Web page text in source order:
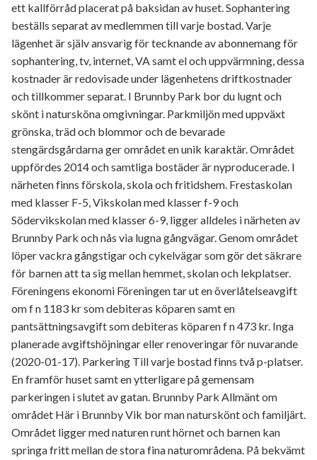
ett kallförråd placerat på baksidan av huset. Sophantering
beställs separat av medlemmen till varje bostad. Varje
lägenhet är själv ansvarig för tecknande av abonnemang för
sophantering, tv, internet, VA samt el och uppvärmning, dessa
kostnader är redovisade under lägenhetens driftkostnader
och tillkommer separat. I Brunnby Park bor du lugnt och
skönt i natursköna omgivningar. Parkmiljön med uppväxt
grönska, träd och blommor och de bevarade
stengärdsgårdarna ger området en unik karaktär. Området
uppfördes 2014 och samtliga bostäder är nyproducerade. I
närheten finns förskola, skola och fritidshem. Frestaskolan
med klasser F-5, Vikskolan med klasser f-9 och
Södervikskolan med klasser 6-9, ligger alldeles i närheten av
Brunnby Park och nås via lugna gångvägar. Genom området
löper vackra gångstigar och cykelvägar som gör det säkrare
för barnen att ta sig mellan hemmet, skolan och lekplatser.
Föreningens ekonomi Föreningen tar ut en överlåtelseavgift
om f n 1183 kr som debiteras köparen samt en
pantsättningsavgift som debiteras köparen f n 473 kr. Inga
planerade avgiftshöjningar eller renoveringar för nuvarande
(2020-01-17). Parkering Till varje bostad finns två p-platser.
En framför huset samt en ytterligare på gemensam
parkeringen i slutet av gatan. Brunnby Park Allmänt om
området Här i Brunnby Vik bor man naturskönt och familjärt.
Området ligger med naturen runt hörnet och barnen kan
springa fritt mellan de stora fina naturområdena. På bekvämt